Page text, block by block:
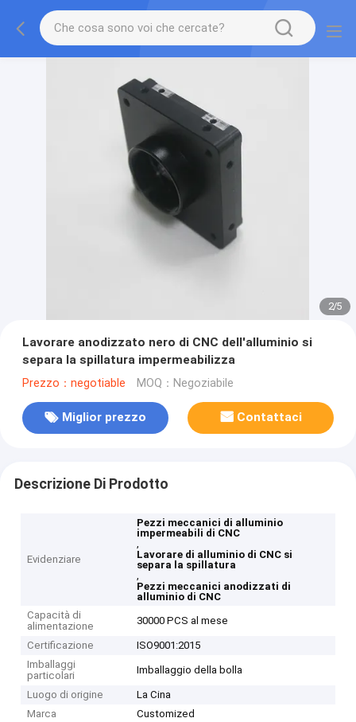
2/5
Lavorare anodizzato nero di CNC dell'alluminio si
separa la spillatura impermeabilizza
Prezzo：negotiable MOQ：Negoziabile
Miglior prezzo Contattaci
Descrizione Di Prodotto
Evidenziare
Pezzi meccanici di alluminio
impermeabili di CNC
,
Lavorare di alluminio di CNC si
separa la spillatura
,
Pezzi meccanici anodizzati di
alluminio di CNC
Capacità di
alimentazione
30000 PCS al mese
Certificazione
ISO9001:2015
Imballaggi
particolari
Imballaggio della bolla
Luogo di origine
La Cina
Marca
Customized